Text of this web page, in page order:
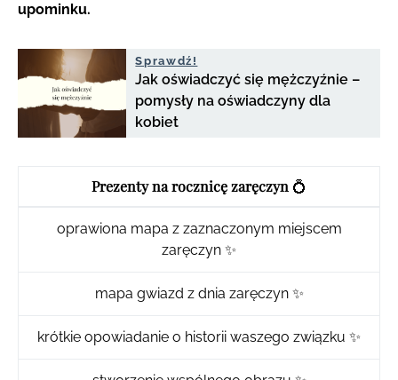
upominku.
Sprawdź!
Jak oświadczyć się mężczyźnie –
pomysły na oświadczyny dla
kobiet
Prezenty na rocznicę zaręczyn 💍
oprawiona mapa z zaznaczonym miejscem
zaręczyn ✨
mapa gwiazd z dnia zaręczyn ✨
krótkie opowiadanie o historii waszego związku ✨